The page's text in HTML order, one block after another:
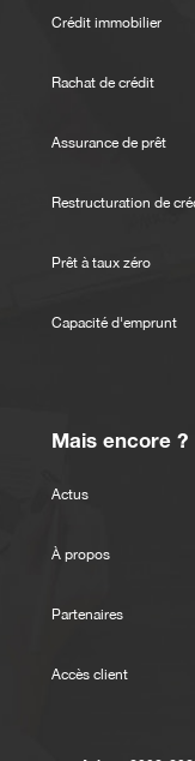
Crédit immobilier
Rachat de crédit
Assurance de prêt
Restructuration de
Prêt à taux zéro
Capacité d'emprunt
Mais encore ?
Actus
À propos
Partenaires
Accès client